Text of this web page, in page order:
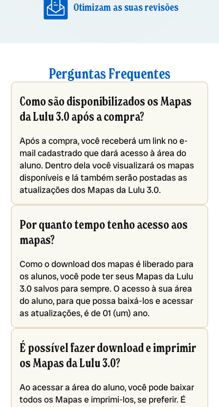
Otimizam as suas revisões
Perguntas Frequentes
Como são disponibilizados os Mapas
da Lulu 3.0 após a compra?
Após a compra, você receberá um link no e-
mail cadastrado que dará acesso à área do
aluno. Dentro dela você visualizará os mapas
disponíveis e lá também serão postadas as
atualizações dos Mapas da Lulu 3.0.
Por quanto tempo tenho acesso aos
mapas?
Como o download dos mapas é liberado para
os alunos, você pode ter seus Mapas da Lulu
3.0 salvos para sempre. O acesso à sua área
do aluno, para que possa baixá-los e acessar
as atualizações, é de 01 (um) ano.
É possível fazer download e imprimir
os Mapas da Lulu 3.0?
Ao acessar a área do aluno, você pode baixar
todos os Mapas e imprimi-los, se preferir. É